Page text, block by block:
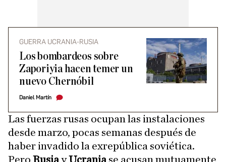
GUERRA UCRANIA-RUSIA
Los bombardeos sobre
Zaporiyia hacen temer un
nuevo Chernóbil
Daniel Martín
Las fuerzas rusas ocupan las instalaciones
desde marzo, pocas semanas después de
haber invadido la exrepública soviética.
Pero Rusia yUcrania se acusan mutuamente